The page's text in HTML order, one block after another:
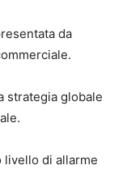
da
strategia globale
livello di allarme